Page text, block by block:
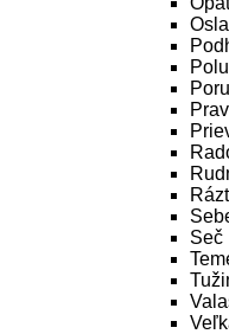
Seč